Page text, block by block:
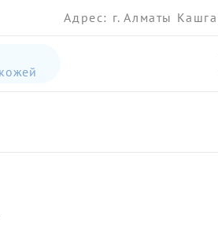
Адрес: г. Алматы